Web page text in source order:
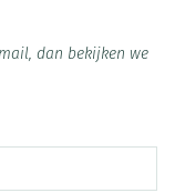
dan bekijken we